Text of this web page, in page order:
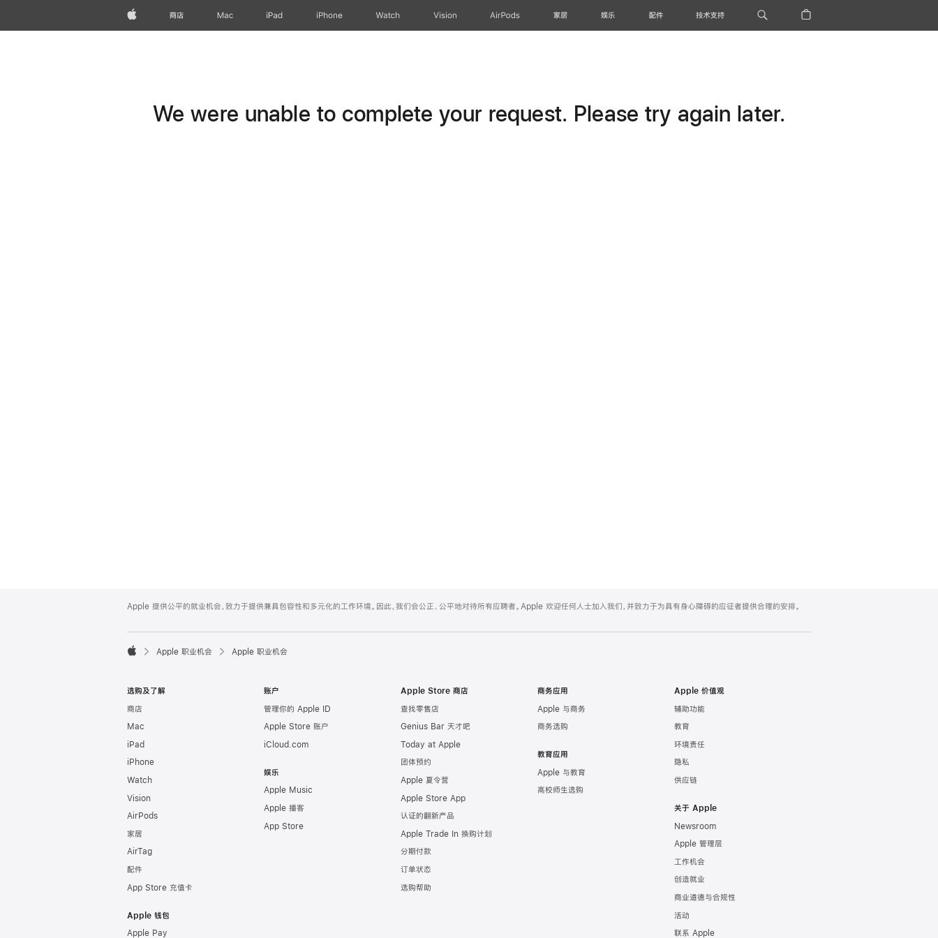
Apple 商店 Mac iPad iPhone Watch Vision AirPods 家居 娱乐 配件 技术支持
We were unable to complete your request. Please try again later.
Footer
Apple 提供公平的就业机会，致力于提供兼具包容性和多元化的工作环境。因此，我们会公正、公平地对待所有应聘者。Apple 欢迎任何人士加入我们，并致力于为具有身心障碍的应征者提供合理的安排。

Apple 职业机会 Apple 职业机会
选购及了解
商店
Mac
iPad
iPhone
Watch
Vision
AirPods
家居
AirTag
配件
App Store 充值卡
Apple 钱包
Apple Pay
账户
管理你的 Apple ID
Apple Store 账户
iCloud.com
娱乐
Apple Music
Apple 播客
App Store
Apple Store 商店
查找零售店
Genius Bar 天才吧
Today at Apple
团体预约
Apple 夏令营
Apple Store App
认证的翻新产品
Apple Trade In 换购计划
分期付款
订单状态
选购帮助
商务应用
Apple 与商务
商务选购
教育应用
Apple 与教育
高校师生选购
Apple 价值观
辅助功能
教育
环境责任
隐私
供应链
关于 Apple
Newsroom
Apple 管理层
工作机会
创造就业
商业道德与合规性
活动
联系 Apple